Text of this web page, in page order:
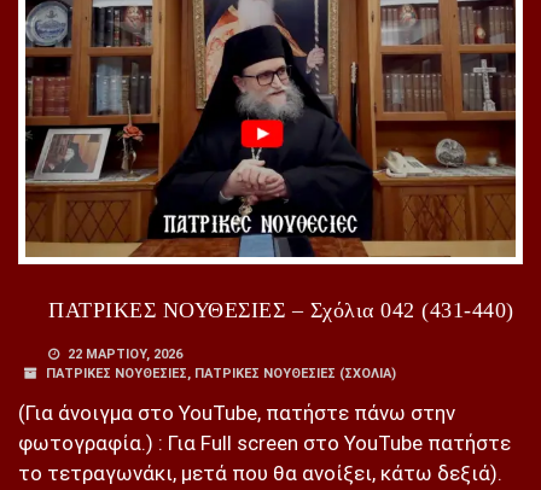
ΠΑΤΡΙΚΕΣ ΝΟΥΘΕΣΙΕΣ – Σχόλια 042 (431-440)
22 ΜΑΡΤΊΟΥ, 2026
ΠΑΤΡΙΚΕΣ ΝΟΥΘΕΣΙΕΣ, ΠΑΤΡΙΚΕΣ ΝΟΥΘΕΣΙΕΣ (ΣΧΌΛΙΑ)
(Για άνοιγμα στο YouTube, πατήστε πάνω στην
φωτογραφία.) : Για Full screen στο YouTube πατήστε
το τετραγωνάκι, μετά που θα ανοίξει, κάτω δεξιά).